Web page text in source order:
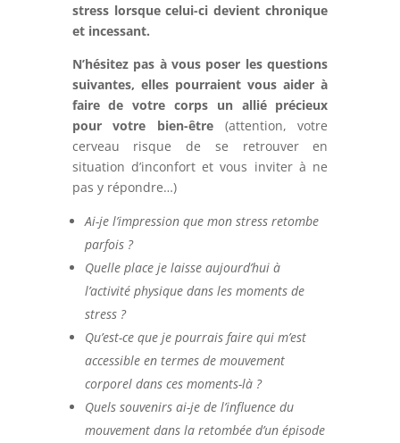
stress lorsque celui-ci devient chronique
et incessant.
N’hésitez pas à vous poser les questions
suivantes, elles pourraient vous aider à
faire de votre corps un allié précieux
pour votre bien-être (attention, votre
cerveau risque de se retrouver en
situation d’inconfort et vous inviter à ne
pas y répondre…)
Ai-je l’impression que mon stress retombe
parfois ?
Quelle place je laisse aujourd’hui à
l’activité physique dans les moments de
stress ?
Qu’est-ce que je pourrais faire qui m’est
accessible en termes de mouvement
corporel dans ces moments-là ?
Quels souvenirs ai-je de l’influence du
mouvement dans la retombée d’un épisode